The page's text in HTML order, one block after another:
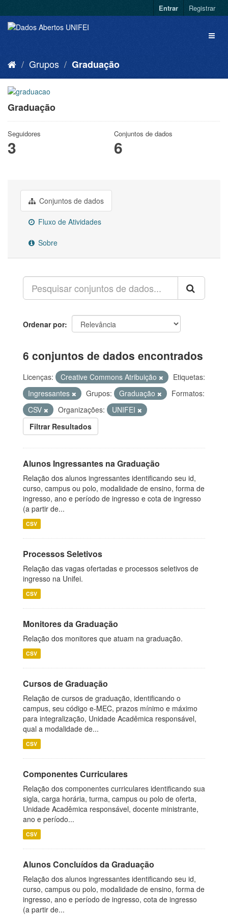
Entrar Registrar
Grupos Graduação
Graduação
Seguidores
3
Conjuntos de dados
6
Conjuntos de dados
Fluxo de Atividades
Sobre
Ordenar por
6 conjuntos de dados encontrados
Licenças: Creative Commons Atribuição
Etiquetas:
Ingressantes
Grupos: Graduação
Formatos:
CSV
Organizações:
UNIFEI
Filtrar Resultados
Alunos Ingressantes na Graduação
Relação dos alunos ingressantes identificando seu id,
curso, campus ou polo, modalidade de ensino, forma de
ingresso, ano e período de ingresso e cota de ingresso
(a partir de...
CSV
Processos Seletivos
Relação das vagas ofertadas e processos seletivos de
ingresso na Unifei.
CSV
Monitores da Graduação
Relação dos monitores que atuam na graduação.
CSV
Cursos de Graduação
Relação de cursos de graduação, identificando o
campus, seu código e-MEC, prazos mínimo e máximo
para integralização, Unidade Acadêmica responsável,
qual a modalidade de...
CSV
Componentes Curriculares
Relação dos componentes curriculares identificando sua
sigla, carga horária, turma, campus ou polo de oferta,
Unidade Acadêmica responsável, docente ministrante,
ano e período...
CSV
Alunos Concluídos da Graduação
Relação dos alunos ingressantes identificando seu id,
curso, campus ou polo, modalidade de ensino, forma de
ingresso, ano e período de ingresso, cota de ingresso
(a partir de...